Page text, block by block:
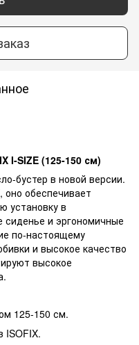
I-SIZE (125-150 см)
бустер в новой версии.
, оно обеспечивает
установку в
сиденье и эргономичные
по-настоящему
и высокое качество
высокое
125-150 см.
ISOFIX.